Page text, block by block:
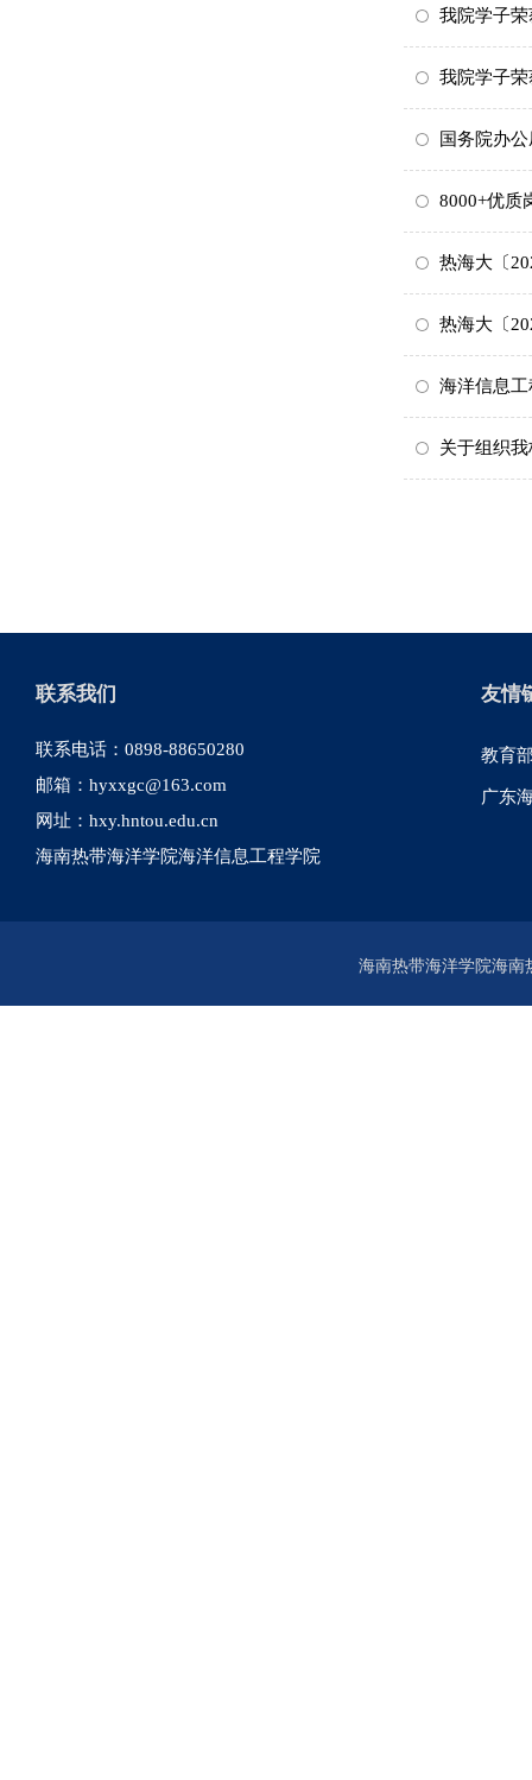
我院学子
我院学子
国务院办
8000+优质
热海大〔
热海大〔
海洋信息
关于组织
联系我们
联系电话：0898-88650280
邮箱：hyxxgc@163.com
网址：hxy.hntou.edu.cn
海南热带海洋学院海洋信息工程学院
友情
教育
广东
海南热带海洋学院海南